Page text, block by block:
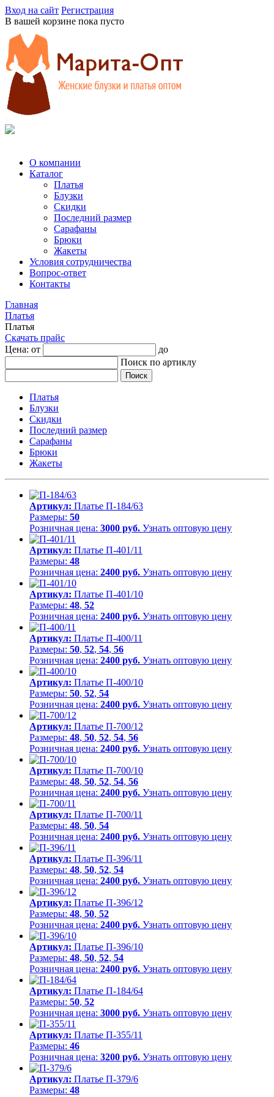
Вход на сайт Регистрация
В вашей корзине пока пусто
О компании
Каталог
Платья
Блузки
Скидки
Последний размер
Сарафаны
Брюки
Жакеты
Условия сотрудничества
Вопрос-ответ
Контакты
Главная
Платья
Платья
Скачать прайс
Цена: от
до
Поиск по артиклу
Платья
Блузки
Скидки
Последний размер
Сарафаны
Брюки
Жакеты
Артикул: Платье П-184/63
Размеры: 50
Розничная цена: 3000 руб. Узнать оптовую цену
Артикул: Платье П-401/11
Размеры: 48
Розничная цена: 2400 руб. Узнать оптовую цену
Артикул: Платье П-401/10
Размеры: 48, 52
Розничная цена: 2400 руб. Узнать оптовую цену
Артикул: Платье П-400/11
Размеры: 50, 52, 54, 56
Розничная цена: 2400 руб. Узнать оптовую цену
Артикул: Платье П-400/10
Размеры: 50, 52, 54
Розничная цена: 2400 руб. Узнать оптовую цену
Артикул: Платье П-700/12
Размеры: 48, 50, 52, 54, 56
Розничная цена: 2400 руб. Узнать оптовую цену
Артикул: Платье П-700/10
Размеры: 48, 50, 52, 54, 56
Розничная цена: 2400 руб. Узнать оптовую цену
Артикул: Платье П-700/11
Размеры: 48, 50, 54
Розничная цена: 2400 руб. Узнать оптовую цену
Артикул: Платье П-396/11
Размеры: 48, 50, 52, 54
Розничная цена: 2400 руб. Узнать оптовую цену
Артикул: Платье П-396/12
Размеры: 48, 50, 52
Розничная цена: 2400 руб. Узнать оптовую цену
Артикул: Платье П-396/10
Размеры: 48, 50, 52, 54
Розничная цена: 2400 руб. Узнать оптовую цену
Артикул: Платье П-184/64
Размеры: 50, 52
Розничная цена: 3000 руб. Узнать оптовую цену
Артикул: Платье П-355/11
Размеры: 46
Розничная цена: 3200 руб. Узнать оптовую цену
Артикул: Платье П-379/6
Размеры: 48